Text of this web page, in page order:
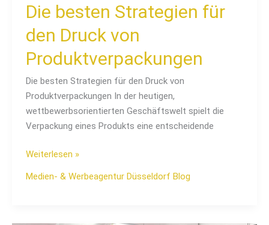
Die besten Strategien für
den Druck von
Produktverpackungen
Die besten Strategien für den Druck von
Produktverpackungen In der heutigen,
wettbewerbsorientierten Geschäftswelt spielt die
Verpackung eines Produkts eine entscheidende
Die
besten
Strategien
für
den
Druck
von
Produktverpackungen
Weiterlesen »
Medien- & Werbeagentur Düsseldorf Blog